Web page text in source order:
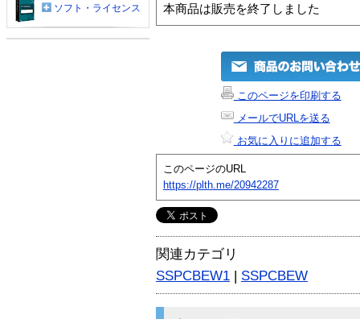
本商品は販売を終了しました
このページを印刷する
メールでURLを送る
お気に入りに追加する
このページのURL
https://plth.me/20942287
関連カテゴリ
SSPCBEW1 | SSPCBEW
ソフト・ライセンス